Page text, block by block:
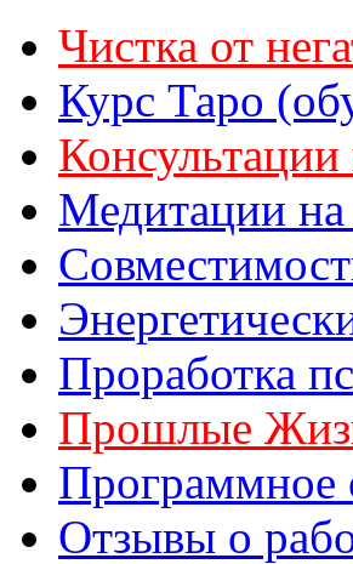
Чистка от
Курс Таро
Медитации
Проработка
Прошлые
Программное
Отзывы о